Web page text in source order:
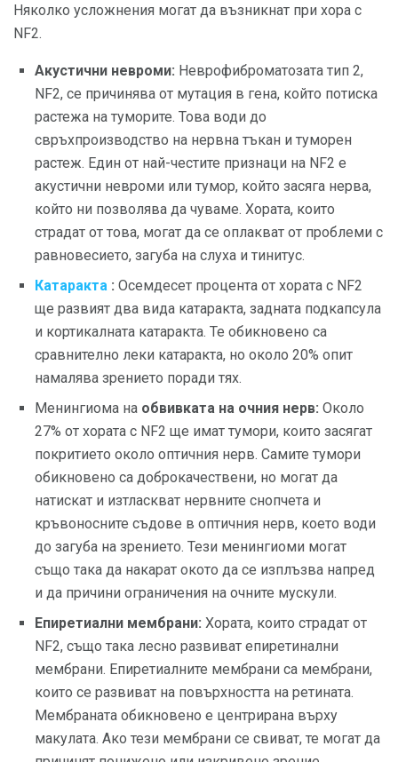
Няколко усложнения могат да възникнат при хора с
NF2.
Акустични невроми: Неврофиброматозата тип 2,
NF2, се причинява от мутация в гена, който потиска
растежа на туморите. Това води до
свръхпроизводство на нервна тъкан и туморен
растеж. Един от най-честите признаци на NF2 е
акустични невроми или тумор, който засяга нерва,
който ни позволява да чуваме. Хората, които
страдат от това, могат да се оплакват от проблеми с
равновесието, загуба на слуха и тинитус.
Катаракта : Осемдесет процента от хората с NF2
ще развият два вида катаракта, задната подкапсула
и кортикалната катаракта. Те обикновено са
сравнително леки катаракта, но около 20% опит
намалява зрението поради тях.
Менингиома на обвивката на очния нерв: Около
27% от хората с NF2 ще имат тумори, които засягат
покритието около оптичния нерв. Самите тумори
обикновено са доброкачествени, но могат да
натискат и изтласкват нервните снопчета и
кръвоносните съдове в оптичния нерв, което води
до загуба на зрението. Тези менингиоми могат
също така да накарат окото да се изплъзва напред
и да причини ограничения на очните мускули.
Епиретиални мембрани: Хората, които страдат от
NF2, също така лесно развиват епиретинални
мембрани. Епиретиалните мембрани са мембрани,
които се развиват на повърхността на ретината.
Мембраната обикновено е центрирана върху
макулата. Ако тези мембрани се свиват, те могат да